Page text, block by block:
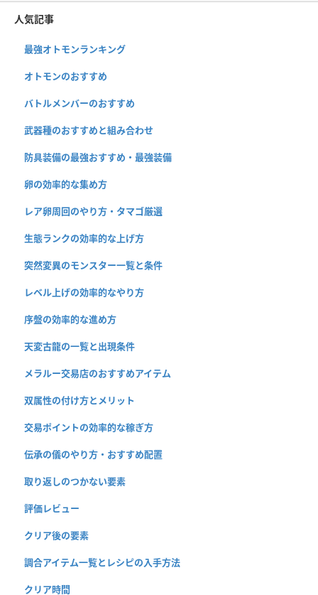
人気記事
最強オトモンランキング
オトモンのおすすめ
バトルメンバーのおすすめ
武器種のおすすめと組み合わせ
防具装備の最強おすすめ・最強装備
卵の効率的な集め方
レア卵周回のやり方・タマゴ厳選
生態ランクの効率的な上げ方
突然変異のモンスター一覧と条件
レベル上げの効率的なやり方
序盤の効率的な進め方
天変古龍の一覧と出現条件
メラルー交易店のおすすめアイテム
双属性の付け方とメリット
交易ポイントの効率的な稼ぎ方
伝承の儀のやり方・おすすめ配置
取り返しのつかない要素
評価レビュー
クリア後の要素
調合アイテム一覧とレシピの入手方法
クリア時間